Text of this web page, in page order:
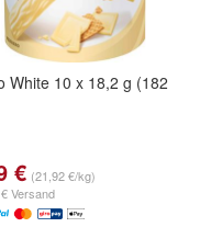
White 10 x 18,2 g (182
€ (21,92 €/kg)
Versand